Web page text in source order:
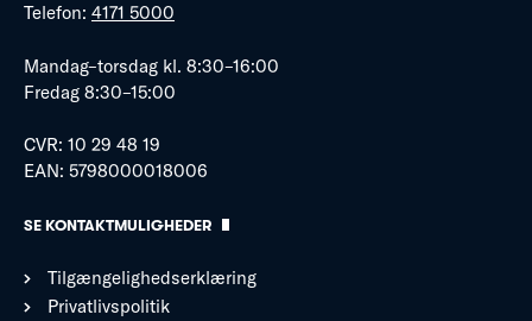
Telefon: 4171 5000
Mandag–torsdag kl. 8:30–16:00
Fredag 8:30–15:00
CVR: 10 29 48 19
EAN: 5798000018006
SE KONTAKTMULIGHEDER
Tilgængelighedserklæring
Privatlivspolitik